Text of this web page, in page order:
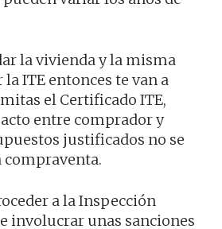
la vivienda y la misma
ITE entonces te van a
el Certificado ITE,
entre comprador y
justificados no se
compraventa.
a la Inspección
involucrar unas sanciones